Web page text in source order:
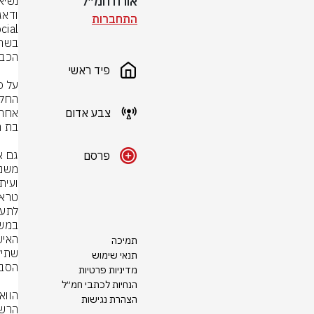
התחברות
פיד ראשי
צבע אדום
פרסם
תמיכה
תנאי שימוש
מדיניות פרטיות
הנחיות לכתבי חמ״ל
הצהרת נגישות